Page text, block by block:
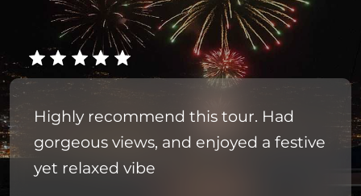
Highly recommend this tour. Had
gorgeous views, and enjoyed a festive
yet relaxed vibe